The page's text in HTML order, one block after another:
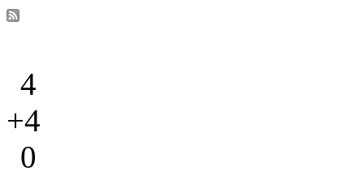
4
+4
0